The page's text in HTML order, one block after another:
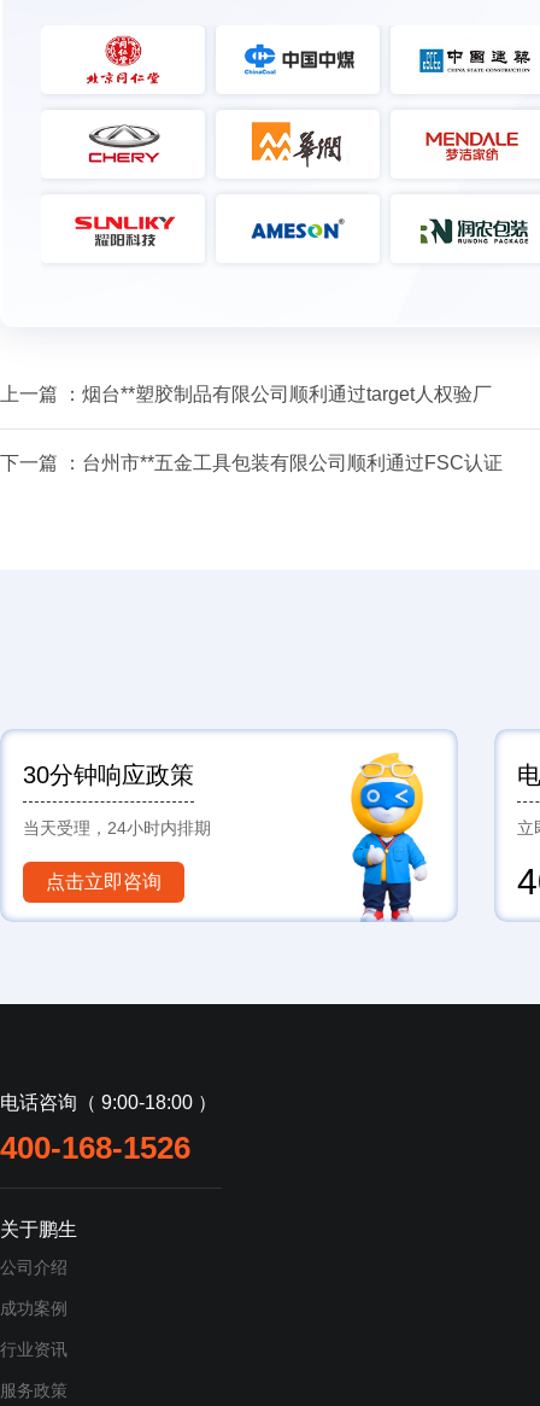
上一篇 ： 烟台**塑胶制品有限公司顺利通过target人权验厂
下一篇 ： 台州市**五金工具包装有限公司顺利通过FSC认证
30分钟响应政策
当天受理，24小时内排期
点击立即咨询
立
电话咨询（ 9:00-18:00 ）
400-168-1526
关于鹏生
公司介绍
成功案例
行业资讯
服务政策